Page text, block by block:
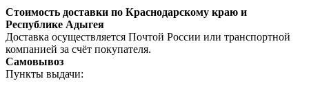
Стоимость доставки по Краснодарскому краю и
Республике Адыгея
Доставка осуществляется Почтой России или транспортной
компанией за счёт покупателя.
Самовывоз
Пункты выдачи: